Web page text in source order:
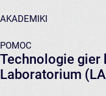
AKADEMIKI
POMOC
Technologie gier
Laboratorium